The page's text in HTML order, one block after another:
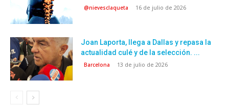
@nievesclaqueta 16 de julio de 2026
Joan Laporta, llega a Dallas y repasa la
actualidad culé y de la selección. ...
Barcelona 13 de julio de 2026